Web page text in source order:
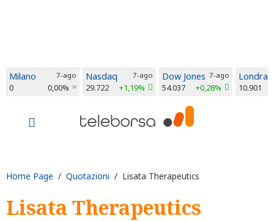
Milano 7-ago
0 0,00%
Nasdaq 7-ago
29.722 +1,19%
Dow Jones 7-ago
54.037 +0,28%
Londra
10.901
Home Page / Quotazioni / Lisata Therapeutics
Lisata Therapeutics